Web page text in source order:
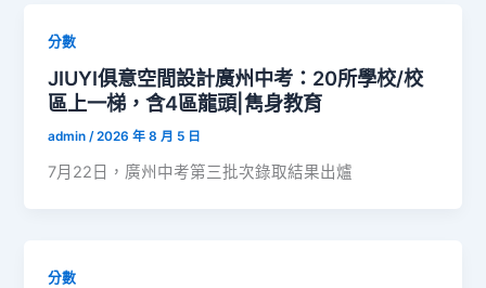
分數
JIUYI俱意空間設計廣州中考：20所學校/校
區上一梯，含4區龍頭|雋身教育
admin/2026 年 8 月 5 日
7月22日，廣州中考第三批次錄取結果出爐
分數